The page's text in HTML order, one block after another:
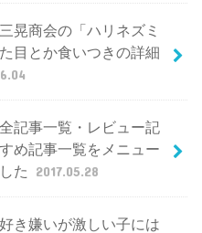
晃商会の「ハリネズミ
目とか食いつきの詳細
記事一覧・レビュー記
め記事一覧をメニュー
た
2017.05.28
き嫌いが激しい子には